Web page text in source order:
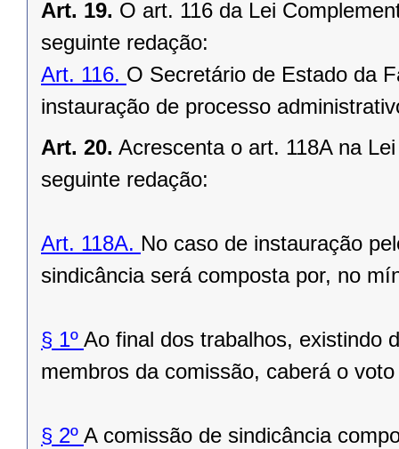
Art. 19. O art. 116 da Lei
seguinte redação:
Art. 116. O Secretário de Estado da
instauração de processo
Art. 20. Acrescenta o art. 118A na
seguinte redação:
Art. 118A. No caso de instauração
sindicância será composta por, no
§ 1º Ao final dos trabalhos, existindo
membros da comissão, caberá o
§ 2º A comissão de sindicância